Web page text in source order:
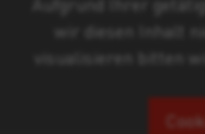
wir diesen Inhalt
visualisieren bitten